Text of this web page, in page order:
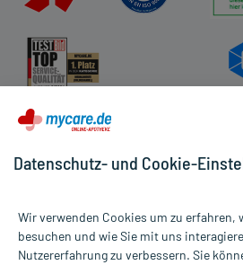
Alle Preise gelten inkl. MwSt., ggf. zzgl.
Datenschutz- und Cookie-
Wir verwenden Cookies um zu erfahren,
besuchen und wie Sie mit uns
Nutzererfahrung zu verbessern. Sie